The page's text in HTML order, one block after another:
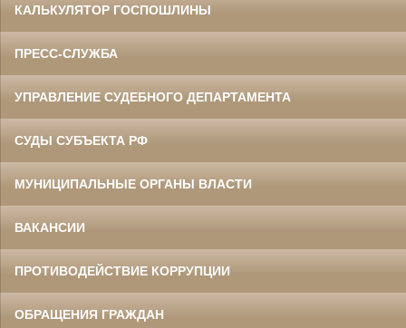
КАЛЬКУЛЯТОР ГОСПОШЛИНЫ
ПРЕСС-СЛУЖБА
УПРАВЛЕНИЕ СУДЕБНОГО ДЕПАРТАМЕНТА
СУДЫ СУБЪЕКТА РФ
МУНИЦИПАЛЬНЫЕ ОРГАНЫ ВЛАСТИ
ВАКАНСИИ
ПРОТИВОДЕЙСТВИЕ КОРРУПЦИИ
ОБРАЩЕНИЯ ГРАЖДАН